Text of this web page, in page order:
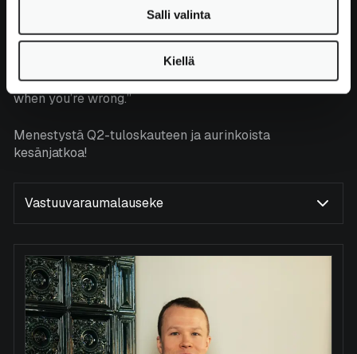
Salli valinta
Kiellä
toimivan pitää pystyä kääntämään (nöyrästi) takkinsa
tarvittaessa. Ehkäpä George Soroksen kylmässä
viisaudessa piilee tilanteeseen sopivaa viisautta:”It’s
not whether you’re right or wrong, but how much money
you make when you’re right and how much you lose
when you’re wrong.”
Menestystä Q2-tuloskauteen ja aurinkoista
kesänjatkoa!
Vastuuvaraumalauseke